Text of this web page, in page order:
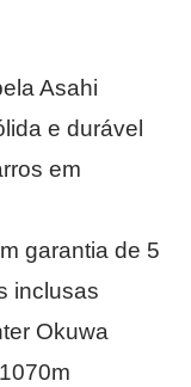
Asahi
e durável
em
garantia de 5
inclusas
Okuwa